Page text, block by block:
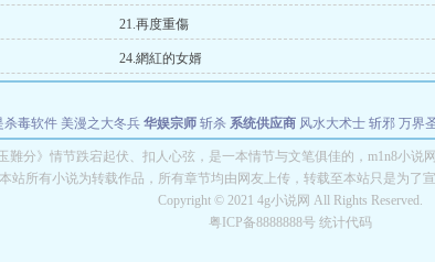
21.再度重傷
24.網紅的女婿
杀毒软件 美漫之大冬兵 华娱宗师 斩杀 系统供应商 风水大术士 斩邪 万界
市全能巨星 绝对交易 全职武神 位面复制大师 华娱特效大亨 原始大厨王
长别打脸
玉難分》情节跌宕起伏、扣人心弦，是一本情节与文笔俱佳的，m1n8小说
本站所有小说为转载作品，所有章节均由网友上传，转载至本站只是为了
Copyright © 2021 4g小说网 All Rights Reserved.
粤ICP备8888888号 统计代码